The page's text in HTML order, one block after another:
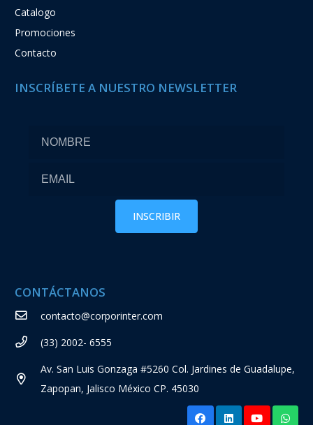
Catalogo
Promociones
Contacto
INSCRÍBETE A NUESTRO NEWSLETTER
CONTÁCTANOS
contacto@corporinter.com
(33) 2002- 6555
Av. San Luis Gonzaga #5260 Col. Jardines de Guadalupe,
Zapopan, Jalisco México CP. 45030